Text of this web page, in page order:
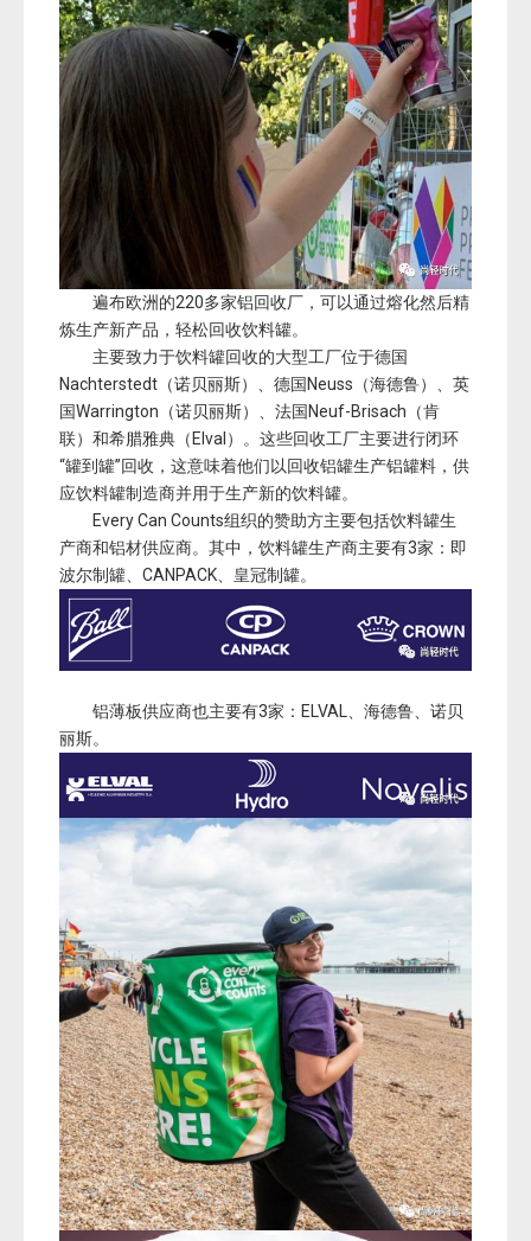
遍布欧洲的220多家铝回收厂，可以通过熔化然后精
炼生产新产品，轻松回收饮料罐。
主要致力于饮料罐回收的大型工厂位于德国
Nachterstedt（诺贝丽斯）、德国Neuss（海德鲁）、英
国Warrington（诺贝丽斯）、法国Neuf-Brisach（肯
联）和希腊雅典（Elval）。这些回收工厂主要进行闭环
“罐到罐”回收，这意味着他们以回收铝罐生产铝罐料，供
应饮料罐制造商并用于生产新的饮料罐。
Every Can Counts组织的赞助方主要包括饮料罐生
产商和铝材供应商。其中，饮料罐生产商主要有3家：即
波尔制罐、CANPACK、皇冠制罐。
铝薄板供应商也主要有3家：ELVAL、海德鲁、诺贝
丽斯。